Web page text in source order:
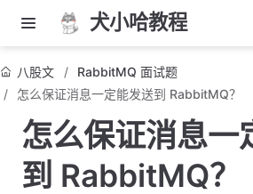
犬小哈教程
八股文
RabbitMQ 面试题
怎么保证消息一定能发送到 RabbitMQ？
怎么保证消息一
到 RabbitMQ？